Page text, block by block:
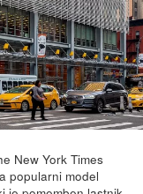
New York Times
popularni model